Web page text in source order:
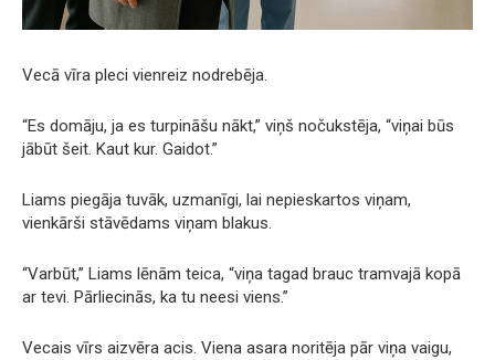
Vecā vīra pleci vienreiz nodrebēja.
“Es domāju, ja es turpināšu nākt,” viņš nočukstēja, “viņai būs
jābūt šeit. Kaut kur. Gaidot.”
Liams piegāja tuvāk, uzmanīgi, lai nepieskartos viņam,
vienkārši stāvēdams viņam blakus.
“Varbūt,” Liams lēnām teica, “viņa tagad brauc tramvajā kopā
ar tevi. Pārliecinās, ka tu neesi viens.”
Vecais vīrs aizvēra acis. Viena asara noritēja pār viņa vaigu,